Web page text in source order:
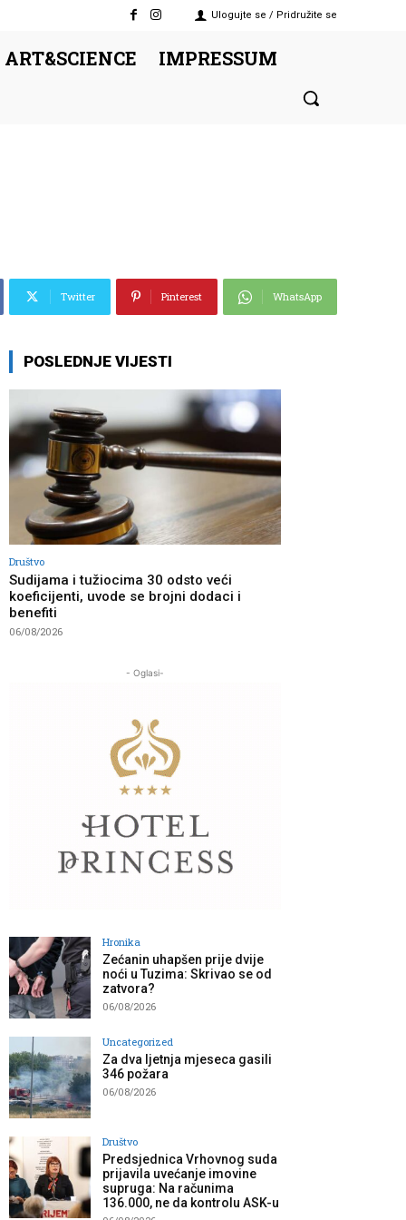
Ulogujte se / Pridružite se
IMPRESSUM
Twitter Pinterest WhatsApp
POSLEDNJE VIJESTI
Društvo
Sudijama i tužiocima 30 odsto veći
koeficijenti, uvode se brojni dodaci i
benefiti
06/08/2026
- Oglasi-
Hronika
Zećanin uhapšen prije dvije
noći u Tuzima: Skrivao se od
zatvora?
06/08/2026
Uncategorized
Za dva ljetnja mjeseca gasili
346 požara
06/08/2026
Društvo
Predsjednica Vrhovnog suda
prijavila uvećanje imovine
supruga: Na računima
136.000, ne da kontrolu ASK-u